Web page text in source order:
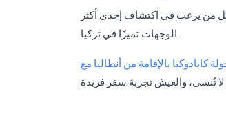
وكل من يرغب في اكتشاف إحدى أكثر
الوجهات تميزًا في تركيا.